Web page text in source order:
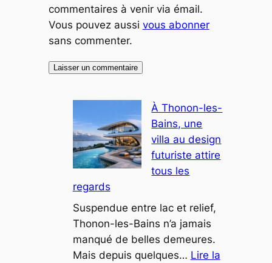
commentaires à venir via émail.
Vous pouvez aussi vous abonner
sans commenter.
À Thonon-les-
Bains, une
villa au design
futuriste attire
tous les
regards
Suspendue entre lac et relief,
Thonon-les-Bains n’a jamais
manqué de belles demeures.
Mais depuis quelques… Lire la